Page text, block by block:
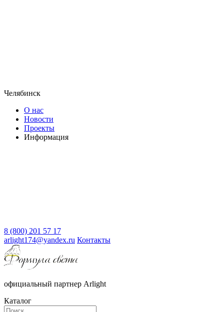
Челябинск
О нас
Новости
Проекты
Информация
8 (800) 201 57 17
arlight174@yandex.ru Контакты
официальный партнер Arlight
Каталог